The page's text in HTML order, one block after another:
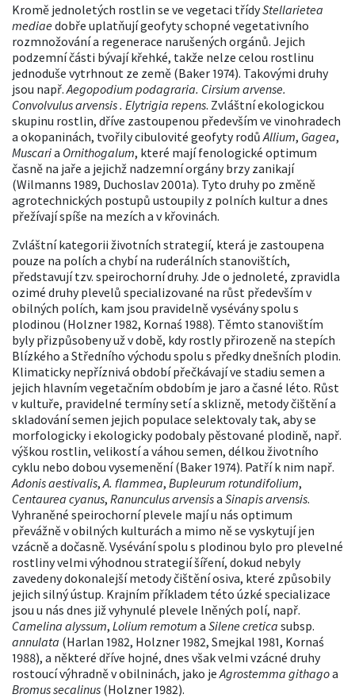
Kromě jednoletých rostlin se ve vegetaci třídyStellarietea
mediaedobře uplatňují geofyty schopné vegetativního
rozmnožování a regenerace narušených orgánů. Jejich
podzemní části bývají křehké, takže nelze celou rostlinu
jednoduše vytrhnout ze země (Baker 1974). Takovými druhy
jsou např. Aegopodium podagraria. Cirsium arvense.
Convolvulus arvensis . Elytrigia repens. Zvláštní ekologickou
skupinu rostlin, dříve zastoupenou především ve vinohradech
a okopaninách, tvořily cibulovité geofyty rodů Allium, Gagea,
Muscaria Ornithogalum, které mají fenologické optimum
časně na jaře a jejichž nadzemní orgány brzy zanikají
(Wilmanns 1989, Duchoslav 2001a). Tyto druhy po změně
agrotechnických postupů ustoupily z polních kultur a dnes
přežívají spíše na mezích a v křovinách.
Zvláštní kategorii životních strategií, která je zastoupena
pouze na polích a chybí na ruderálních stanovištích,
představují tzv. speirochorní druhy. Jde o jednoleté, zpravidla
ozimé druhy plevelů specializované na růst především v
obilných polích, kam jsou pravidelně vysévány spolu s
plodinou (Holzner 1982, Kornaś 1988). Těmto stanovištím
byly přizpůsobeny už v době, kdy rostly přirozeně na stepích
Blízkého a Středního východu spolu s předky dnešních plodin.
Klimaticky nepříznivá období přečkávají ve stadiu semen a
jejich hlavním vegetačním obdobím je jaro a časné léto. Růst
v kultuře, pravidelné termíny setí a sklizně, metody čištění a
skladování semen jejich populace selektovaly tak, aby se
morfologicky i ekologicky podobaly pěstované plodině, např.
výškou rostlin, velikostí a váhou semen, délkou životního
cyklu nebo dobou vysemenění (Baker 1974). Patří k nim např.
Adonis aestivalis, A. flammea, Bupleurum rotundifolium,
Centaurea cyanus, Ranunculus arvensisa Sinapis arvensis.
Vyhraněné speirochorní plevele mají u nás optimum
převážně v obilných kulturách a mimo ně se vyskytují jen
vzácně a dočasně. Vysévání spolu s plodinou bylo pro plevelné
rostliny velmi výhodnou strategií šíření, dokud nebyly
zavedeny dokonalejší metody čištění osiva, které způsobily
jejich silný ústup. Krajním příkladem této úzké specializace
jsou u nás dnes již vyhynulé plevele lněných polí, např.
Camelina alyssum, Lolium remotum a Silene cretica subsp.
annulata (Harlan 1982, Holzner 1982, Smejkal 1981, Kornaś
1988), a některé dříve hojné, dnes však velmi vzácné druhy
rostoucí výhradně v obilninách, jako je Agrostemma githagoa
Bromus secalinus (Holzner 1982).